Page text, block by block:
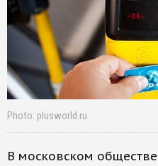
Photo: plusworld.ru
В московском